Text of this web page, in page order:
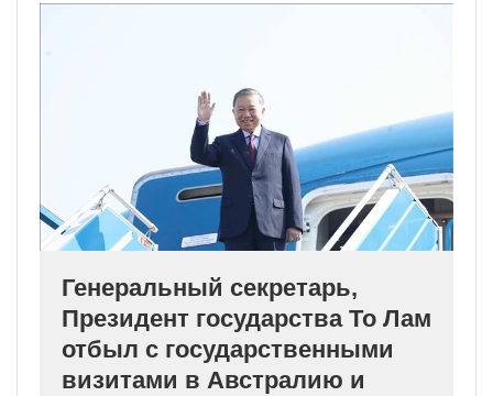
Генеральный секретарь,
Президент государства То Лам
отбыл с государственными
визитами в Австралию и